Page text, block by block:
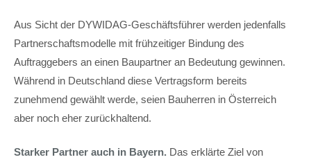
Aus Sicht der DYWIDAG-Geschäftsführer werden jedenfalls
Partnerschaftsmodelle mit frühzeitiger Bindung des
Auftraggebers an einen Baupartner an Bedeutung gewinnen.
Während in Deutschland diese Vertragsform bereits
zunehmend gewählt werde, seien Bauherren in Österreich
aber noch eher zurückhaltend.
Starker Partner auch in Bayern. Das erklärte Ziel von